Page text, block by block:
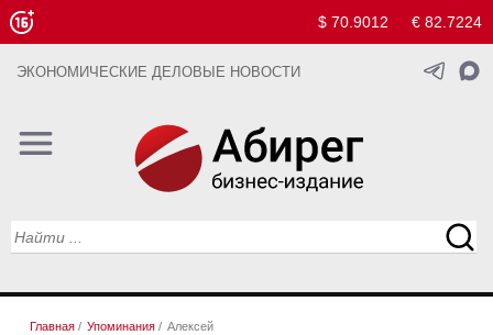
$ 70.9012 € 82.7224
ЭКОНОМИЧЕСКИЕ ДЕЛОВЫЕ НОВОСТИ
Главная / Упоминания / Алексей